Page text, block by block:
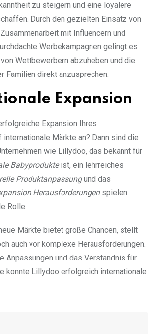
zu steigern und eine loyalere
Durch den gezielten Einsatz von
mit Influencern und
Werbekampagnen gelingt es
Wettbewerbern abzuheben und die
Familien direkt anzusprechen.
Expansion
Expansion Ihres
internationale Märkte an? Dann sind die
wie Lillydoo, das bekannt für
Babyprodukteist, ein lehrreiches
Produktanpassungund das
Herausforderungenspielen
Rolle.
Märkte bietet große Chancen, stellt
auch vor komplexe Herausforderungen.
Anpassungen und das Verständnis für
konnte Lillydoo erfolgreich internationale